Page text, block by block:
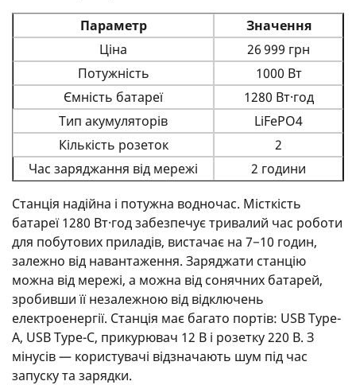
Параметр
Значення
Ціна
26 999 грн
Потужність
1000 Вт
Ємність батареї
1280 Вт·год
Тип акумуляторів
LiFePO4
Кількість розеток
2
Час заряджання від мережі
2 години
Станція надійна і потужна водночас. Місткість
батареї 1280 Вт·год забезпечує тривалий час роботи
для побутових приладів, вистачає на 7−10 годин,
залежно від навантаження. Заряджати станцію
можна від мережі, а можна від сонячних батарей,
зробивши її незалежною від відключень
електроенергії. Станція має багато портів: USB Type-
A, USB Type-C, прикурювач 12 В і розетку 220 В. З
мінусів — користувачі відзначають шум під час
запуску та зарядки.